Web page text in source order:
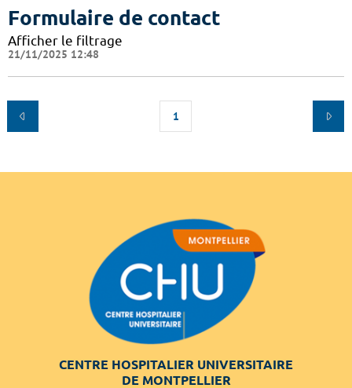
Formulaire de contact
Afficher le filtrage
21/11/2025 12:48
1
CENTRE HOSPITALIER UNIVERSITAIRE
DE MONTPELLIER